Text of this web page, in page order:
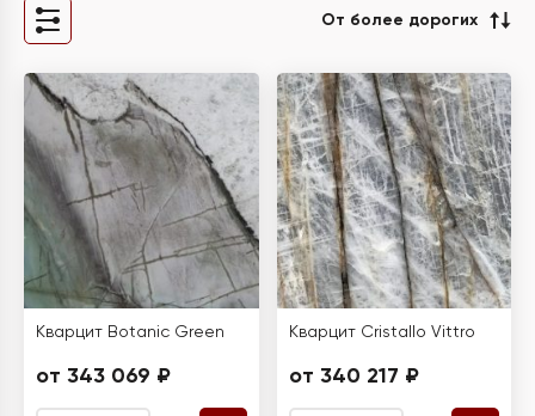
От более дорогих
Кварцит Botanic Green
от 343 069 ₽
Кварцит Cristallo Vittro
от 340 217 ₽